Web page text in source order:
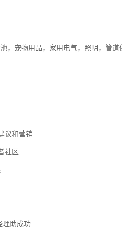
，宠物用品，家用电气，照明，管
议和营销
社区
理助成功